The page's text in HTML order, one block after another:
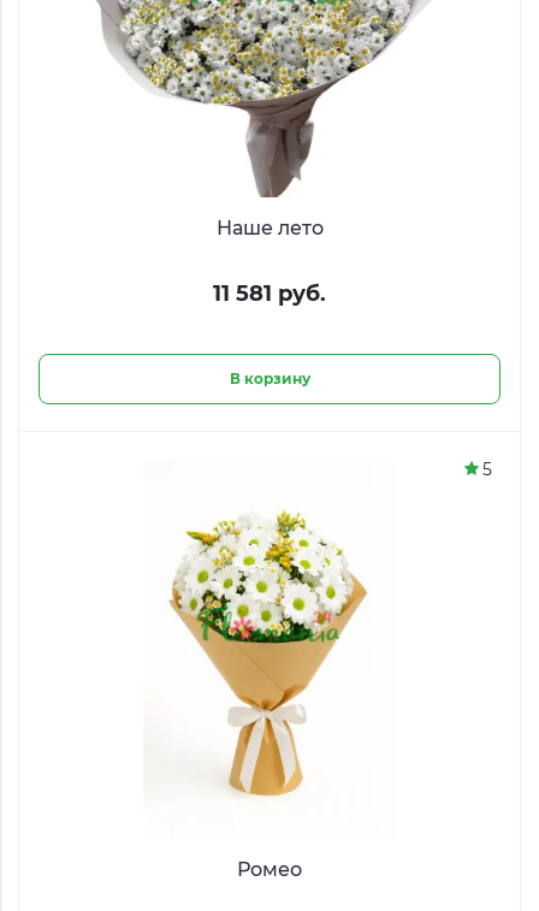
Наше лето
11 581 руб.
В корзину
Ромео
5